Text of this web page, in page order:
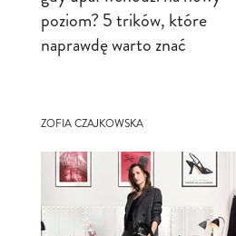
poziom? 5 trików, które
naprawdę warto znać
ZOFIA CZAJKOWSKA